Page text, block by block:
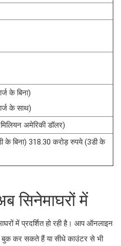
के बिना)
के साथ)
अमेरिकी डॉलर)
के बिना) 318.30 करोड़ रुपये (3डी के
सिनेमाघरों में
में प्रदर्शित हो रही है। आप ऑनलाइन
कर सकते हैं या सीधे काउंटर से भी